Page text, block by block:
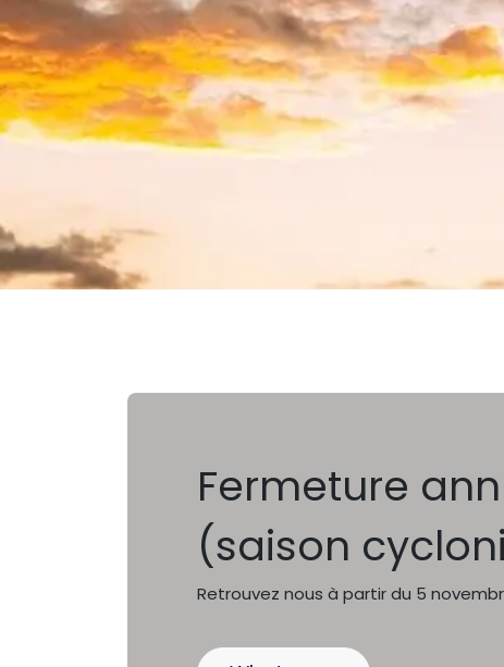
Fermeture
(saison
Retrouvez nous à partir du 5